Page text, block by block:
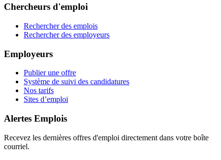
Chercheurs d'emploi
Rechercher des emplois
Rechercher des employeurs
Employeurs
Publier une offre
Système de suivi des candidatures
Nos tarifs
Sites d’emploi
Alertes Emplois
Recevez les dernières offres d'emploi directement dans votre boîte
courriel.